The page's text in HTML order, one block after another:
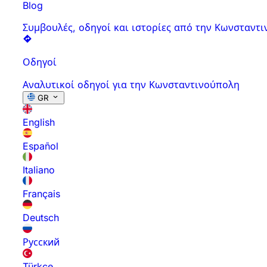
Blog
Συμβουλές, οδηγοί και ιστορίες από την
Οδηγοί
Αναλυτικοί οδηγοί για την Κωνσταντινούπολη
GR
English
Español
Italiano
Français
Deutsch
Русский